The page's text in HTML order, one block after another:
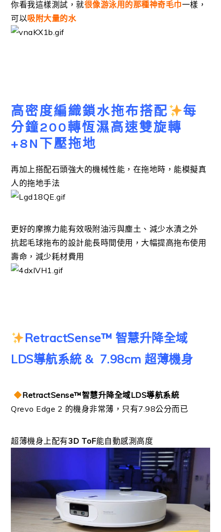
你看我這樣測試，就很像游泳用的那種神奇毛巾一樣，
可以吸附大量的水
高密度編織鎖水拖布搭配
每
分鐘200轉恆濕高速雙旋轉
+8N下壓拖地
再加上搭配石頭強大的機械性能，在拖地時，能模擬真
人的拖地手法
更好的摩擦力能有效吸附油污與塵土、減少水漬之外
抗起毛球拖布的設計能長時間使用， 大幅提高拖布使用
壽命，減少耗材費用
RetractSense™ 智慧升降全域
LDS導航系統 & 7.98cm 超薄機身
RetractSense™智慧升降全域LDS導航系統
Qrevo Edge 2 的機身非常薄，只有7.98公分而已
超薄機身上配有3D ToF能自動感測高度